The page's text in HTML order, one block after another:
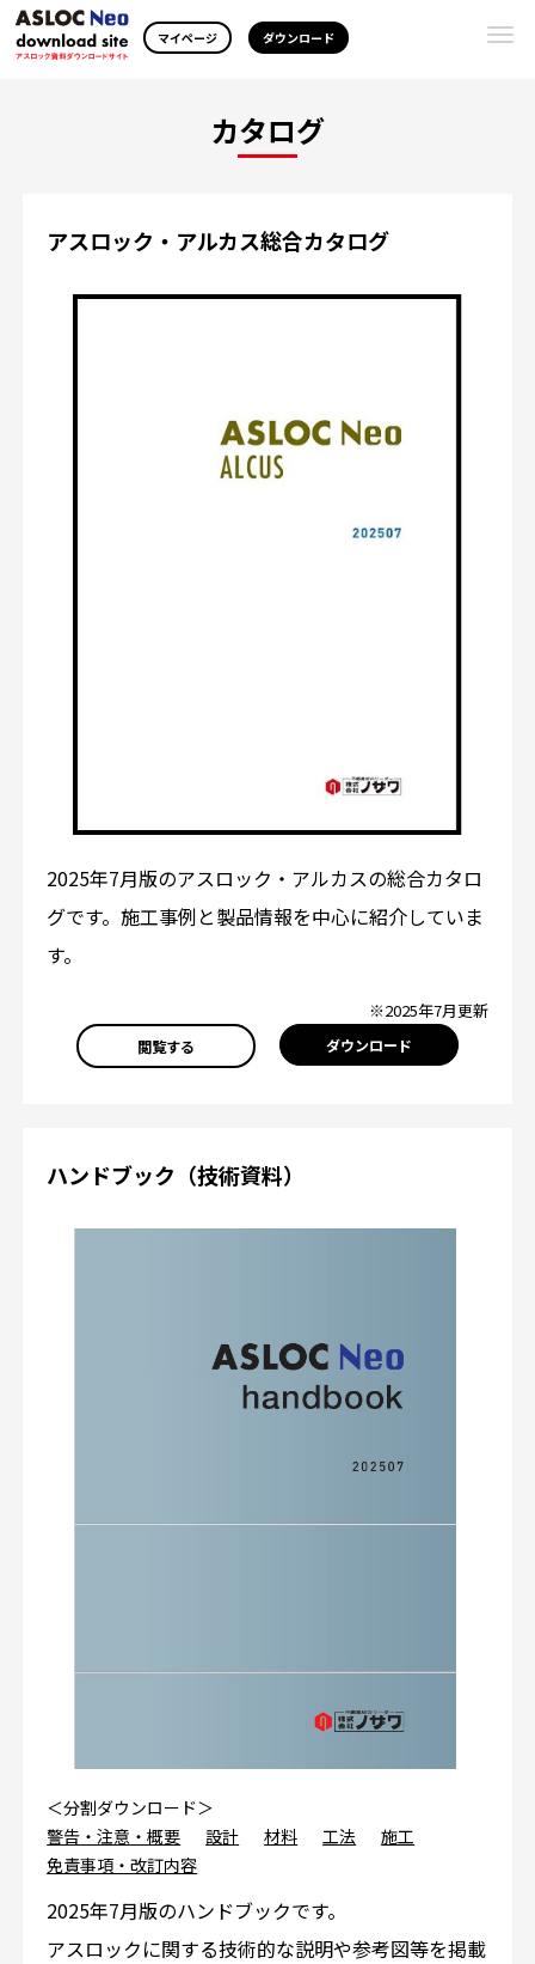
マイページ ダウンロード
カタログ
アスロック・アルカス総合カタログ
2025年7月版のアスロック・アルカスの総合カタロ
グです。施工事例と製品情報を中心に紹介していま
す。
※2025年7月更新
閲覧する ダウンロード
ハンドブック（技術資料）
＜分割ダウンロード＞
警告・注意・概要
設計 材料 工法
施工
免責事項・改訂内容
2025年7月版のハンドブックです。
アスロックに関する技術的な説明や参考図等を掲載